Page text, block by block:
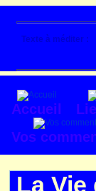
Texte à méditer :
Accueil
Vos
La Vie